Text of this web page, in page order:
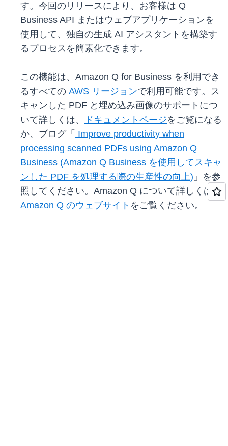
す。今回のリリースにより、お客様は Q
Business API またはウェブアプリケーションを
使用して、独自の生成 AI アシスタントを構築す
るプロセスを簡素化できます。
この機能は、Amazon Q for Business を利用でき
るすべての AWS リージョンで利用可能です。ス
キャンした PDF と埋め込み画像のサポートにつ
いて詳しくは、
ドキュメントページをご覧になる
か、ブログ「 Improve productivity when
processing scanned PDFs using Amazon Q
Business (Amazon Q Business を使用してスキャ
ンした PDF を処理する際の生産性の向上) 」を参
照してください。Amazon Q について詳しくは、
Amazon Q のウェブサイト をご覧ください。